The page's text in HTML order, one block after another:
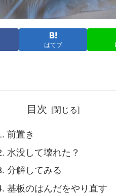
はてブ
目次
前置き
水没して壊れた？
分解してみる
基板のはんだをやり直す